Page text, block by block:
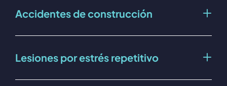
Accidentes de construcción
Lesiones por estrés repetitivo